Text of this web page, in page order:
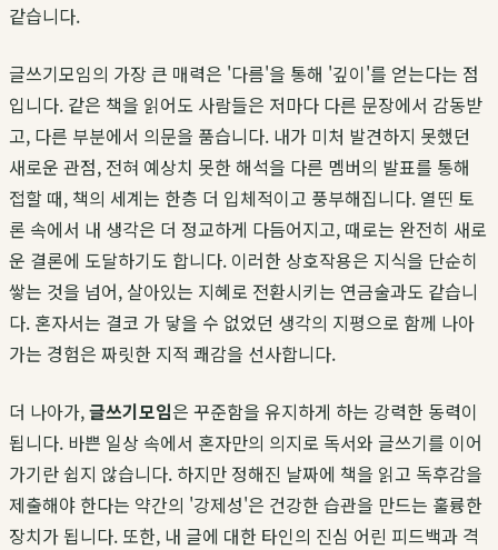
같습니다.
글쓰기모임의 가장 큰 매력은 '다름'을 통해 '깊이'를 얻는다는 점
입니다. 같은 책을 읽어도 사람들은 저마다 다른 문장에서 감동받
고, 다른 부분에서 의문을 품습니다. 내가 미처 발견하지 못했던
새로운 관점, 전혀 예상치 못한 해석을 다른 멤버의 발표를 통해
접할 때, 책의 세계는 한층 더 입체적이고 풍부해집니다. 열띤 토
론 속에서 내 생각은 더 정교하게 다듬어지고, 때로는 완전히 새로
운 결론에 도달하기도 합니다. 이러한 상호작용은 지식을 단순히
쌓는 것을 넘어, 살아있는 지혜로 전환시키는 연금술과도 같습니
다. 혼자서는 결코 가 닿을 수 없었던 생각의 지평으로 함께 나아
가는 경험은 짜릿한 지적 쾌감을 선사합니다.
더 나아가,글쓰기모임은 꾸준함을 유지하게 하는 강력한 동력이
됩니다. 바쁜 일상 속에서 혼자만의 의지로 독서와 글쓰기를 이어
가기란 쉽지 않습니다. 하지만 정해진 날짜에 책을 읽고 독후감을
제출해야 한다는 약간의 '강제성'은 건강한 습관을 만드는 훌륭한
장치가 됩니다. 또한, 내 글에 대한 타인의 진심 어린 피드백과 격